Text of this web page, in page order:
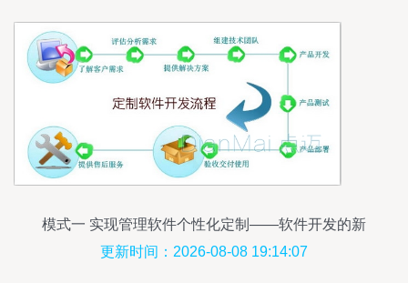
模式一 实现管理软件个性化定制——软件开发的新
引擎
更新时间：2026-08-08 19:14:07